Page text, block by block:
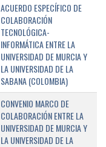
ACUERDO ESPECÍFICO DE
COLABORACIÓN
TECNOLÓGICA-
INFORMÁTICA ENTRE LA
UNIVERSIDAD DE MURCIA Y
LA UNIVERSIDAD DE LA
SABANA (COLOMBIA)
CONVENIO MARCO DE
COLABORACIÓN ENTRE LA
UNIVERSIDAD DE MURCIA Y
LA UNIVERSIDAD DE LA